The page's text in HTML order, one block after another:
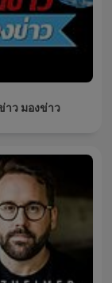
าว มองข่าว